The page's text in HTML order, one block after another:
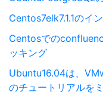
Centos7elk7.1.1のイ
Centosでの
ッキング
Ubuntu16.04は、
のチュートリアルを